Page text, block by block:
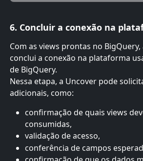
6. Concluir a conexão na
Com as views prontas no
conclui a conexão na plataforma
de BigQuery.
Nessa etapa, a Uncover pode
adicionais, como:
confirmação de quais views
consumidas,
validação de acesso,
conferência de campos